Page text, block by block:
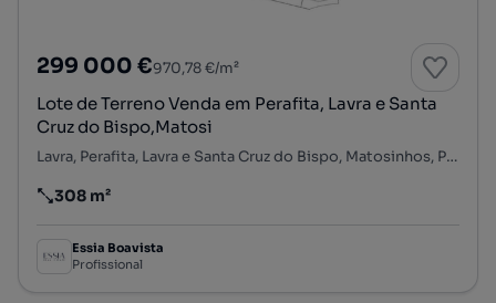
299 000 €970,78 €/m²
Lote de Terreno Venda em Perafita, Lavra e Santa
Cruz do Bispo,Matosi
Lavra, Perafita, Lavra e Santa Cruz do Bispo, Matosinhos, Porto
Preço por metro quadrado
308 m²
Essia Boavista
Profissional